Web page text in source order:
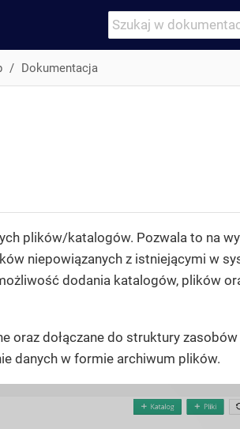
Dokumentacja
plików/katalogów. Pozwala to na
niepowiązanych z istniejącymi w
dodania katalogów, plików
oraz dołączane do struktury
danych w formie archiwum plików.